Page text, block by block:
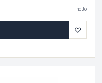
netto
♡